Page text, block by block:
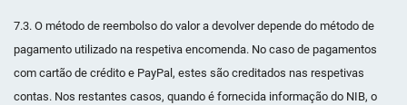
7.3. O método de reembolso do valor a devolver depende do método de
pagamento utilizado na respetiva encomenda. No caso de pagamentos
com cartão de crédito e PayPal, estes são creditados nas respetivas
contas. Nos restantes casos, quando é fornecida informação do NIB, o